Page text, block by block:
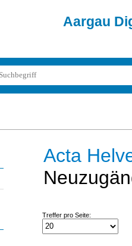
Aargau
Acta
Treffer pro Seite: